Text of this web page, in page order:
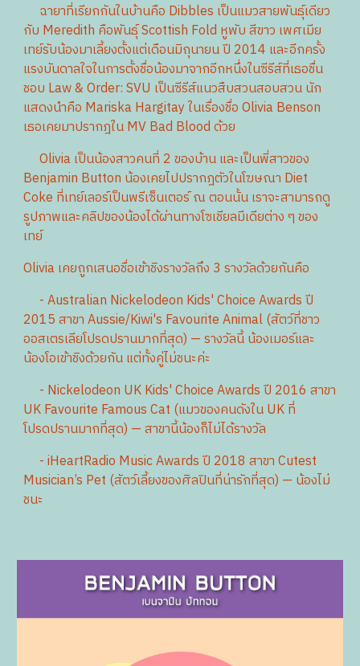
ฉายาที่เรียกกันในบ้านคือ Dibbles​ เป็นแมวสายพันธุ์​เดียว
กับ Meredith​ คือพันธุ์​ Scottish​ Fold​ หูพับ สีขาว เพศเมีย
เทย์รับน้องมาเลี้ยงตั้งแต่เดือนมิถุนายน ปี 2014 และอีกครั้ง
แรงบันดาลใจ​ในการตั้งชื่อน้องมาจากอีกหนึ่งในซีรีส์ที่เธอชื่น
ชอบ Law & Order: SVU เป็นซีรีส์แนวสืบสวนสอบสวน นัก
แสดงนำคือ Mariska Hargitay ในเรื่องชื่อ Olivia​ Benson
เธอเคยมาปรากฎใน MV Bad Blood ด้วย
Olivia เป็นน้องสาวคนที่ 2 ของบ้าน และเป็นพี่สาวของ
Benjamin​ Button​ น้องเคยไปปรากฎตัวในโฆษณา​ Diet
Coke ที่เทย์เลอร์เป็นพรีเซ็นเตอร์​ ณ ตอนนั้น เราจะสามารถดู
รูปภาพและคลิปของน้องได้ผ่านทางโซเชียลมีเดียต่าง ๆ ของ
เทย์
Olivia​ เคยถูกเสนอชื่อเข้าชิงรางวัลถึง 3 รางวัลด้วยกันคือ
- Australian Nickelodeon Kids' Choice Awards ปี
2015 สาขา Aussie/Kiwi's Favourite Animal (สัตว์ที่ชาว
ออสเตรเลีย​โปรดปราน​มากที่สุด)​ — รางวัลนี้ น้องเมอร์และ
น้องโอเข้าชิงด้วยกัน แต่ทั้งคู่ไม่ชนะค่ะ
- Nickelodeon UK Kids' Choice Awards ปี 2016 สาขา
UK Favourite Famous Cat (แมวของคนดังใน UK ที่
โปรดปราน​มากที่สุด)​ — สาขานี้น้องก็ไม่ได้รางวัล
- iHeartRadio Music Awards ปี 2018 สาขา Cutest
Musician’s Pet (สัตว์เลี้ยงของศิลปินที่น่ารักที่สุด)​ — น้องไม่
ชนะ